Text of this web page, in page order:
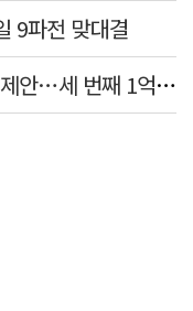
9파전 맞대결
리버풀, PSG 바르콜라에 1,900억 제안…세 번째 1억 파운드 영입 추진